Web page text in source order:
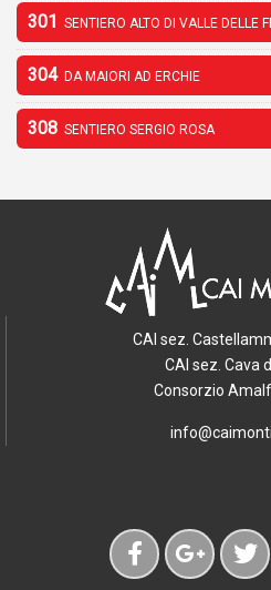
301 SENTIERO ALTO DI VALLE DELLE
304 DA MAIORI AD ERCHIE
308 SENTIERO SERGIO ROSA
CAI sez.
CAI sez. Cava
Consorzio